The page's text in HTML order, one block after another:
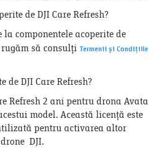
de DJI Care Refresh?
componentele acoperite de
să consulți Termenii și Condițiile
de DJI Care Refresh?
Refresh 2 ani pentru drona Avata
model. Această licență este
pentru activarea altor
DJI.